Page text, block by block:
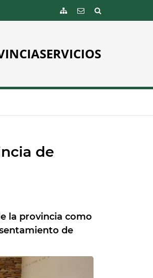
SERVICIOS
de
la provincia como
de